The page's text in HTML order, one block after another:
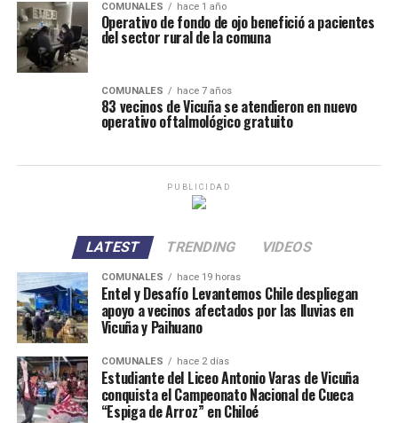
COMUNALES hace 1 año
Operativo de fondo de ojo benefició a pacientes
del sector rural de la comuna
COMUNALES hace 7 años
83 vecinos de Vicuña se atendieron en nuevo
operativo oftalmológico gratuito
PUBLICIDAD
LATEST TRENDING VIDEOS
COMUNALES hace 19 horas
Entel y Desafío Levantemos Chile despliegan
apoyo a vecinos afectados por las lluvias en
Vicuña y Paihuano
COMUNALES hace 2 días
Estudiante del Liceo Antonio Varas de Vicuña
conquista el Campeonato Nacional de Cueca
“Espiga de Arroz” en Chiloé